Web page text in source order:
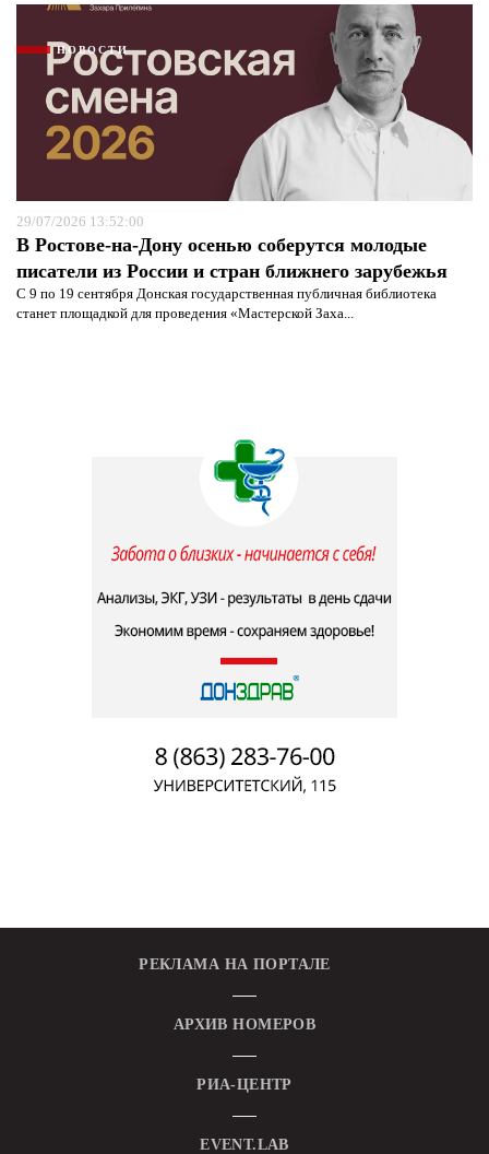
НОВОСТИ
29/07/2026 13:52:00
В Ростове-на-Дону осенью соберутся молодые
писатели из России и стран ближнего зарубежья
С 9 по 19 сентября Донская государственная публичная библиотека
станет площадкой для проведения «Мастерской Заха...
РЕКЛАМА НА ПОРТАЛЕ
АРХИВ НОМЕРОВ
РИА-ЦЕНТР
EVENT.LAB